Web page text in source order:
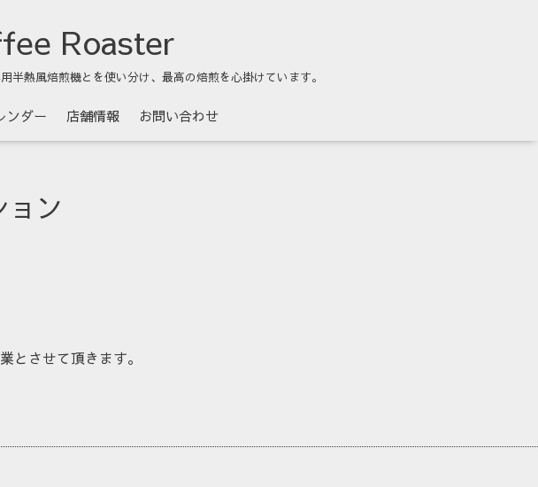
Roaster
熱風焙煎機とを使い分け、最高の焙煎を心掛けています。
ンダー 店舗情報 お問い合わせ
ョン
とさせて頂きます。